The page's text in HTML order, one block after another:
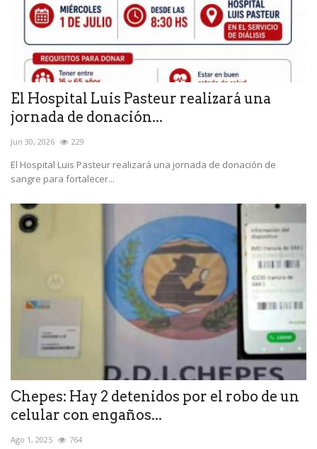
El Hospital Luis Pasteur realizará una
jornada de donación...
Jun 30, 2026 229
El Hospital Luis Pasteur realizará una jornada de donación de
sangre para fortalecer...
Chepes: Hay 2 detenidos por el robo de un
celular con engaños...
Ago 1, 2025 764